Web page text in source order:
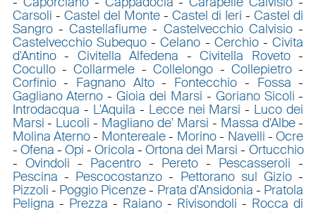
Carsoli - Castel del Monte-Castel di Ieri -Castel di
Sangro-Castellafiume - Castelvecchio Calvisio -
Castelvecchio Subequo-Celano - Cerchio-Civita
d'Antino- Civitella Alfedena -Civitella Roveto-
Cocullo-Collarmele -Collelongo -Collepietro -
Corfinio- Fagnano Alto- Fontecchio - Fossa -
Gagliano Aterno -Gioia dei Marsi - Goriano Sicoli -
Introdacqua - L'Aquila - Lecce nei Marsi - Luco dei
Marsi - Lucoli - Magliano de' Marsi - Massa d'Albe-
Molina Aterno- Montereale- Morino- Navelli -Ocre
- Ofena - Opi - Oricola -Ortona dei Marsi - Ortucchio
- Ovindoli - Pacentro- Pereto - Pescasseroli -
Pescina - Pescocostanzo - Pettorano sul Gizio -
Pizzoli - Poggio Picenze- Prata d'Ansidonia - Pratola
Peligna - Prezza - Raiano- Rivisondoli - Rocca di